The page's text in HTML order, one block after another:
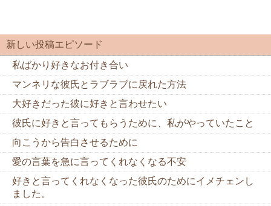
新しい投稿エピソード
私ばかり好きなお付き合い
マンネリな彼氏とラブラブに戻れた方法
大好きだった彼に好きと言わせたい
彼氏に好きと言ってもらうために、私がやっていたこと
向こうから告白させるために
愛の言葉を急に言ってくれなくなる不安
好きと言ってくれなくなった彼氏のためにイメチェンし
ました。